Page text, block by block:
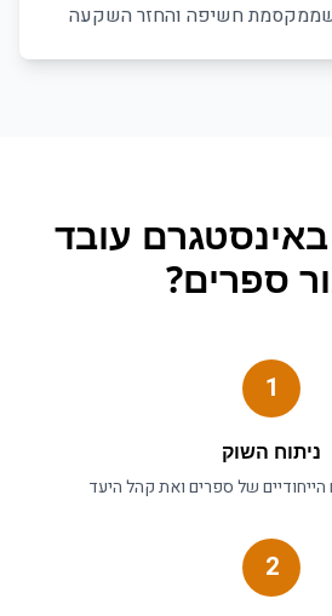
חשיפה והחזר השקעה
באינסטגרם עובד
ספרים?
1
ניתוח השוק
שלספריםואת קהל היעד
2